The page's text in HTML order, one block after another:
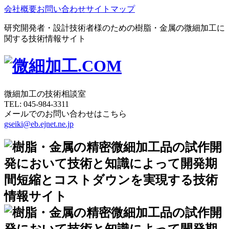
会社概要お問い合わせサイトマップ
研究開発者・設計技術者様のための樹脂・金属の微細加工に
関する技術情報サイト
微細加工の技術相談室
TEL: 045-984-3311
メールでのお問い合わせはこちら
gseiki@eb.ejnet.ne.jp